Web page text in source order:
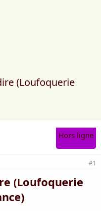
(Loufoquerie
Hors ligne
#1
(Loufoquerie